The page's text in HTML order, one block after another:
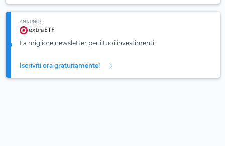
ANNUNCIO
La migliore newsletter per i tuoi investimenti.
Iscriviti ora gratuitamente!